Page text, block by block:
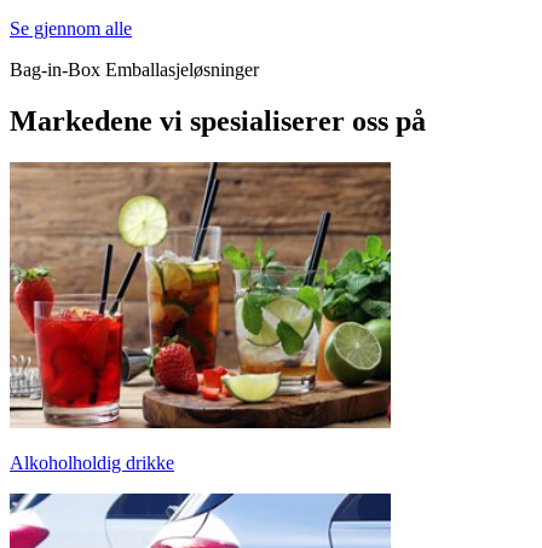
Se gjennom alle
Bag-in-Box Emballasjeløsninger
Markedene vi spesialiserer oss på
Alkoholholdig drikke